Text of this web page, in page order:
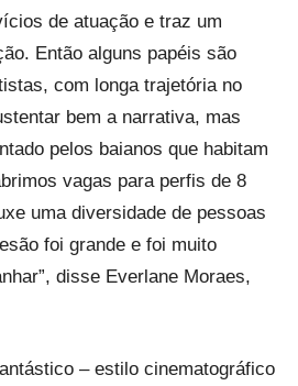
de atuação e traz um
Então alguns papéis são
com longa trajetória no
bem a narrativa, mas
pelos baianos que habitam
vagas para perfis de 8
uma diversidade de pessoas
foi grande e foi muito
disse Everlane Moraes,
– estilo cinematográfico